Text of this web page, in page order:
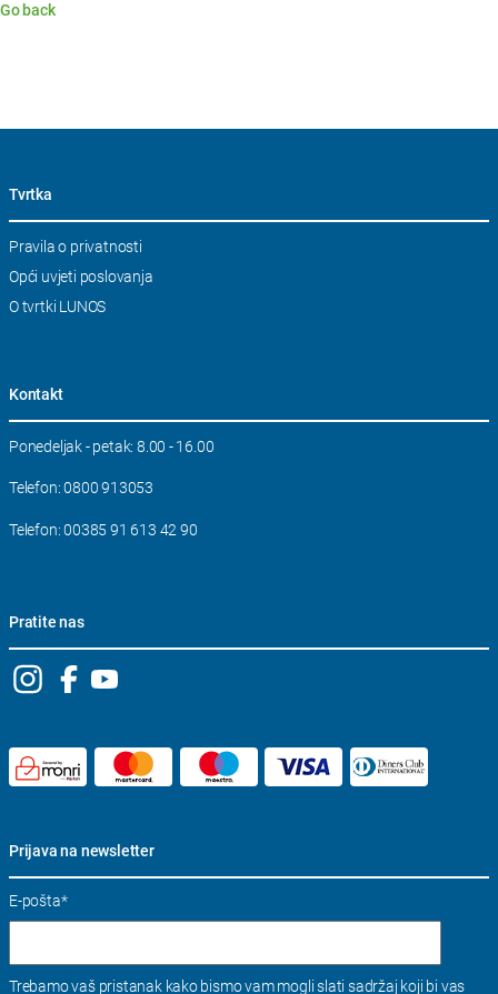
Go back
Tvrtka
Skip
Pravila o privatnosti
Opći uvjeti poslovanja
O tvrtki LUNOS
Kontakt
Ponedeljak - petak: 8.00 - 16.00
Telefon: 0800 913053
Telefon: 00385 91 613 42 90
Pratite nas
Prijava na newsletter
E-pošta*
Trebamo vaš pristanak kako bismo vam mogli slati sadržaj koji bi vas